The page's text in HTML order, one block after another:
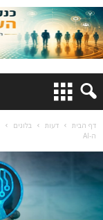
דף הבית דעות בלוגים
ה-AI